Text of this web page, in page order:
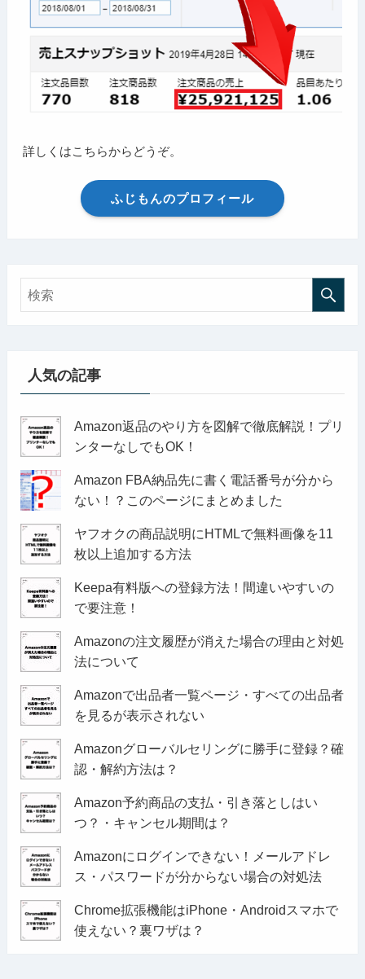
詳しくはこちらからどうぞ。
ふじもんのプロフィール
人気の記事
Amazon返品のやり方を図解で徹底解説！プリ
ンターなしでもOK！
Amazon FBA納品先に書く電話番号が分から
ない！？このページにまとめました
ヤフオクの商品説明にHTMLで無料画像を11
枚以上追加する方法
Keepa有料版への登録方法！間違いやすいの
で要注意！
Amazonの注文履歴が消えた場合の理由と対処
法について
Amazonで出品者一覧ページ・すべての出品者
を見るが表示されない
Amazonグローバルセリングに勝手に登録？確
認・解約方法は？
Amazon予約商品の支払・引き落としはい
つ？・キャンセル期間は？
Amazonにログインできない！メールアドレ
ス・パスワードが分からない場合の対処法
Chrome拡張機能はiPhone・Androidスマホで
使えない？裏ワザは？